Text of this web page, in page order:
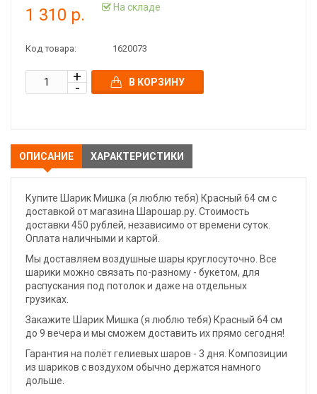
1 310 р. На складе
Код товара: 1620073
В КОРЗИНУ
ОПИСАНИЕ ХАРАКТЕРИСТИКИ
Купите Шарик Мишка (я люблю тебя) Красный 64 см с
доставкой от магазина Шарошар.ру. Стоимость
доставки 450 рублей, независимо от времени суток.
Оплата наличными и картой.
Мы доставляем воздушные шары круглосуточно. Все
шарики можно связать по-разному - букетом, для
распускания под потолок и даже на отдельных
грузиках.
Закажите Шарик Мишка (я люблю тебя) Красный 64 см
до 9 вечера и мы сможем доставить их прямо сегодня!
Гарантия на полёт гелиевых шаров - 3 дня. Композиции
из шариков с воздухом обычно держатся намного
дольше.